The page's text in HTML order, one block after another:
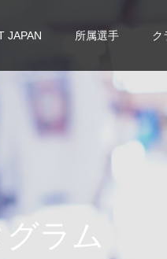
JAPAN 所属選手 ク
グラ ム